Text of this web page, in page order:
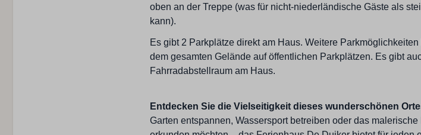
oben an der Treppe (was für nicht-niederländische Gäste als
kann).
Es gibt 2 Parkplätze direkt am Haus. Weitere
dem gesamten Gelände auf öffentlichen Parkplätzen. Es gibt
Fahrradabstellraum am Haus.
Entdecken Sie die Vielseitigkeit dieses wunderschönen
Garten entspannen, Wassersport betreiben oder das